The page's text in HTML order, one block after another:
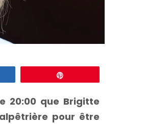
20:00 que Brigitte
pour être